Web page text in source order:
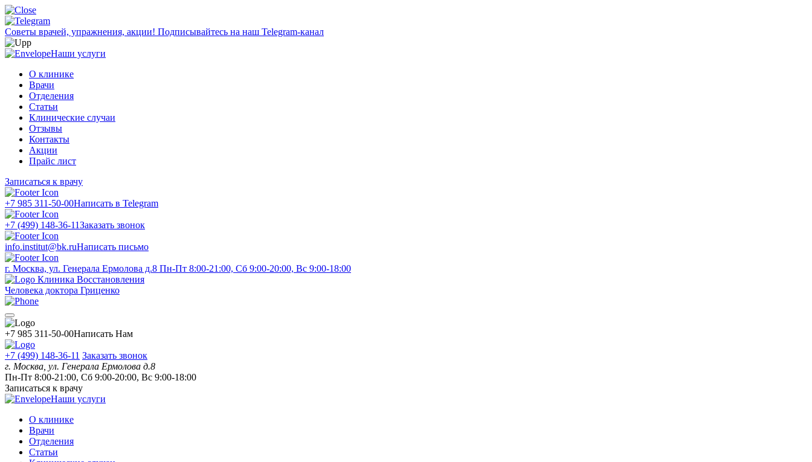
Советы врачей, упражнения, акции! Подписывайтесь на наш Telegram-канал
Наши услуги
О клинике
Врачи
Отделения
Статьи
Клинические случаи
Отзывы
Контакты
Акции
Прайс лист
Записаться к врачу
+7 985 311-50-00Написать в Telegram
+7 (499) 148-36-11Заказать звонок
info.institut@bk.ruНаписать письмо
г. Москва, ул. Генерала Ермолова д.8 Пн-Пт 8:00-21:00, Сб 9:00-20:00, Вс 9:00-18:00
Клиника Восстановления
Человека доктора Гриценко
+7 985 311-50-00Написать Нам
+7 (499) 148-36-11 Заказать звонок
г. Москва, ул. Генерала Ермолова д.8
Пн-Пт 8:00-21:00, Сб 9:00-20:00, Вс 9:00-18:00
Записаться к врачу
Наши услуги
О клинике
Врачи
Отделения
Статьи